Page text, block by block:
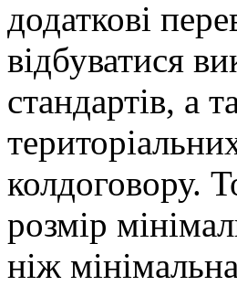
додаткові
відбуватися
стандартів, а
колдоговору.
розмір
ніж